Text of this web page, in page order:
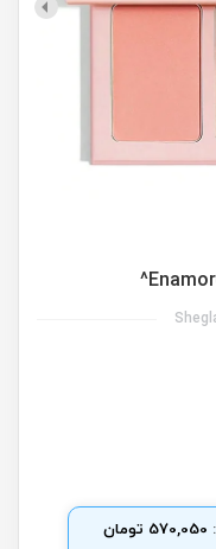
570,050 تومان